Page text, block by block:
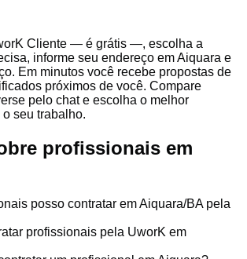
Cliente — é grátis —, escolha a
informe seu endereço em Aiquara e
Em minutos você recebe propostas de
próximos de você. Compare
pelo chat e escolha o melhor
seu trabalho.
profissionais em
posso contratar em Aiquara/BA pela
profissionais pela UworK em